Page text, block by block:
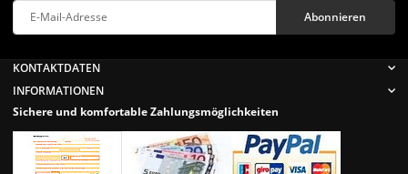
KONTAKTDATEN
INFORMATIONEN
Sichere und komfortable Zahlungsmöglichkeiten
Abonnieren